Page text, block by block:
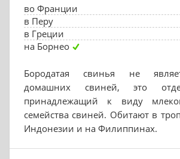
во Франции
в Перу
в Греции
на Борнео
Бородатая свинья не
домашних свиней, это
принадлежащий к виду
семейства свиней. Обитают в
Индонезии и на Филиппинах.